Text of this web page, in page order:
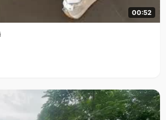
00:52